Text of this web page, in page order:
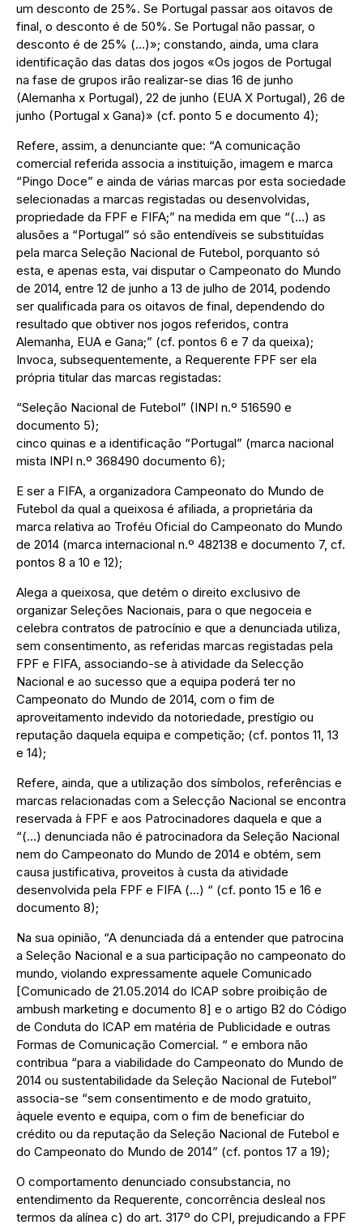
um desconto de 25%. Se Portugal passar aos oitavos de
final, o desconto é de 50%. Se Portugal não passar, o
desconto é de 25% (…)»; constando, ainda, uma clara
identificação das datas dos jogos «Os jogos de Portugal
na fase de grupos irão realizar-se dias 16 de junho
(Alemanha x Portugal), 22 de junho (EUA X Portugal), 26 de
junho (Portugal x Gana)» (cf. ponto 5 e documento 4);
Refere, assim, a denunciante que: “A comunicação
comercial referida associa a instituição, imagem e marca
“Pingo Doce” e ainda de várias marcas por esta sociedade
selecionadas a marcas registadas ou desenvolvidas,
propriedade da FPF e FIFA;” na medida em que “(…) as
alusões a “Portugal” só são entendíveis se substituídas
pela marca Seleção Nacional de Futebol, porquanto só
esta, e apenas esta, vai disputar o Campeonato do Mundo
de 2014, entre 12 de junho a 13 de julho de 2014, podendo
ser qualificada para os oitavos de final, dependendo do
resultado que obtiver nos jogos referidos, contra
Alemanha, EUA e Gana;” (cf. pontos 6 e 7 da queixa);
Invoca, subsequentemente, a Requerente FPF ser ela
própria titular das marcas registadas:
“Seleção Nacional de Futebol” (INPI n.º 516590 e
documento 5);
cinco quinas e a identificação “Portugal” (marca nacional
mista INPI n.º 368490 documento 6);
E ser a FIFA, a organizadora Campeonato do Mundo de
Futebol da qual a queixosa é afiliada, a proprietária da
marca relativa ao Troféu Oficial do Campeonato do Mundo
de 2014 (marca internacional n.º 482138 e documento 7, cf.
pontos 8 a 10 e 12);
Alega a queixosa, que detém o direito exclusivo de
organizar Seleções Nacionais, para o que negoceia e
celebra contratos de patrocínio e que a denunciada utiliza,
sem consentimento, as referidas marcas registadas pela
FPF e FIFA, associando-se à atividade da Selecção
Nacional e ao sucesso que a equipa poderá ter no
Campeonato do Mundo de 2014, com o fim de
aproveitamento indevido da notoriedade, prestígio ou
reputação daquela equipa e competição; (cf. pontos 11, 13
e 14);
Refere, ainda, que a utilização dos símbolos, referências e
marcas relacionadas com a Selecção Nacional se encontra
reservada à FPF e aos Patrocinadores daquela e que a
“(…) denunciada não é patrocinadora da Seleção Nacional
nem do Campeonato do Mundo de 2014 e obtém, sem
causa justificativa, proveitos à custa da atividade
desenvolvida pela FPF e FIFA (…) “ (cf. ponto 15 e 16 e
documento 8);
Na sua opinião, “A denunciada dá a entender que patrocina
a Seleção Nacional e a sua participação no campeonato do
mundo, violando expressamente aquele Comunicado
[Comunicado de 21.05.2014 do ICAP sobre proibição de
ambush marketing e documento 8] e o artigo B2 do Código
de Conduta do ICAP em matéria de Publicidade e outras
Formas de Comunicação Comercial. “ e embora não
contribua “para a viabilidade do Campeonato do Mundo de
2014 ou sustentabilidade da Seleção Nacional de Futebol”
associa-se “sem consentimento e de modo gratuito,
àquele evento e equipa, com o fim de beneficiar do
crédito ou da reputação da Seleção Nacional de Futebol e
do Campeonato do Mundo de 2014” (cf. pontos 17 a 19);
O comportamento denunciado consubstancia, no
entendimento da Requerente, concorrência desleal nos
termos da alínea c) do art. 317º do CPI, prejudicando a FPF